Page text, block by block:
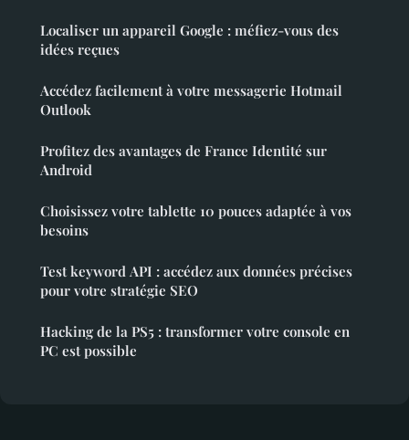
Localiser un appareil Google : méfiez-vous des
idées reçues
Accédez facilement à votre messagerie Hotmail
Outlook
Profitez des avantages de France Identité sur
Android
Choisissez votre tablette 10 pouces adaptée à vos
besoins
Test keyword API : accédez aux données précises
pour votre stratégie SEO
Hacking de la PS5 : transformer votre console en
PC est possible